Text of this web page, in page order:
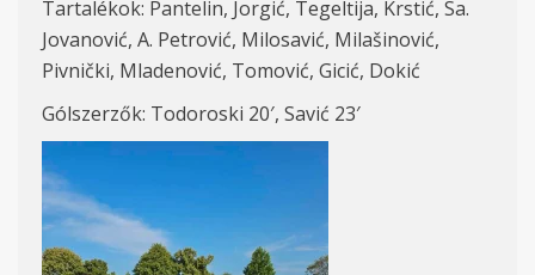
Tartalékok: Pantelin, Jorgić, Tegeltija, Krstić, Sa.
Jovanović, A. Petrović, Milosavić, Milašinović,
Pivnički, Mladenović, Tomović, Gicić, Dokić
Gólszerzők: Todoroski 20′, Savić 23′